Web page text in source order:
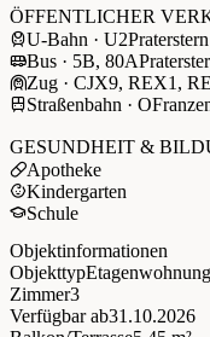
−
ÖFFENTLICHER
U-Bahn · U2Praterstern
Bus · 5B, 80A
Zug · CJX9, REX1,
Straßenbahn · O
GESUNDHEIT &
Apotheke
Kindergarten
Schule
Objektinformationen
ObjekttypEtagenwohnung
Zimmer3
Verfügbar ab31.10.2026